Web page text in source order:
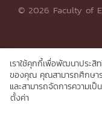
© 2026 Faculty of
เราใช้คุกกี้เพื่อพัฒนาประสิ
ของคุณ คุณสามารถศึกษาร
และสามารถจัดการความเ
ตั้งค่า